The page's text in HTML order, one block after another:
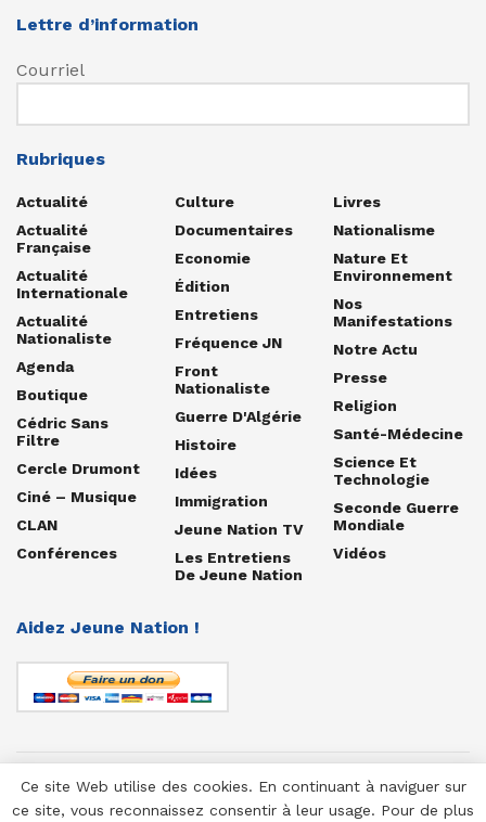
Lettre d’information
Courriel
Rubriques
Actualité
Actualité
Française
Actualité
Internationale
Actualité
Nationaliste
Agenda
Boutique
Cédric Sans
Filtre
Cercle Drumont
Ciné – Musique
CLAN
Conférences
Culture
Documentaires
Economie
Édition
Entretiens
Fréquence JN
Front
Nationaliste
Guerre D'Algérie
Histoire
Idées
Immigration
Jeune Nation TV
Les Entretiens
De Jeune Nation
Livres
Nationalisme
Nature Et
Environnement
Nos
Manifestations
Notre Actu
Presse
Religion
Santé-Médecine
Science Et
Technologie
Seconde Guerre
Mondiale
Vidéos
Aidez Jeune Nation !
© 1958-2025 Jeune Nation
Ce site Web utilise des cookies. En continuant à naviguer sur
ce site, vous reconnaissez consentir à leur usage. Pour de plus